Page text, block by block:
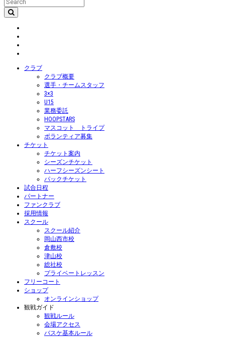
クラブ
クラブ概要
選手・チームスタッフ
3×3
U15
業務委託
HOOPSTARS
マスコット トライプ
ボランティア募集
チケット
チケット案内
シーズンチケット
ハーフシーズンシート
パックチケット
試合日程
パートナー
ファンクラブ
採用情報
スクール
スクール紹介
岡山西市校
倉敷校
津山校
総社校
プライベートレッスン
フリーコート
ショップ
オンラインショップ
観戦ガイド
観戦ルール
会場アクセス
バスケ基本ルール